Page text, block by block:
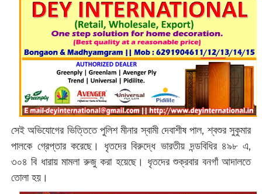
সেই অভিযোগের ভিত্তিতে পুলিশ মীনার স্বামী দেবাশীষ পাল, শ্বশুর সুকুমার
পালকে গ্রেপ্তার করেছে। ধৃতদের বিরুদ্ধে ভারতীয় দন্ডবিধির ৪৯৮ এ,
৩০৪ বি ধারায় মামলা রুজু করা হয়েছে। ধৃতদের শুক্রবার বনগাঁ আদালতে
তোলা হয়।